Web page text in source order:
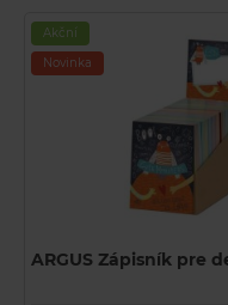
Akční
Novinka
ARGUS Zápisník pre